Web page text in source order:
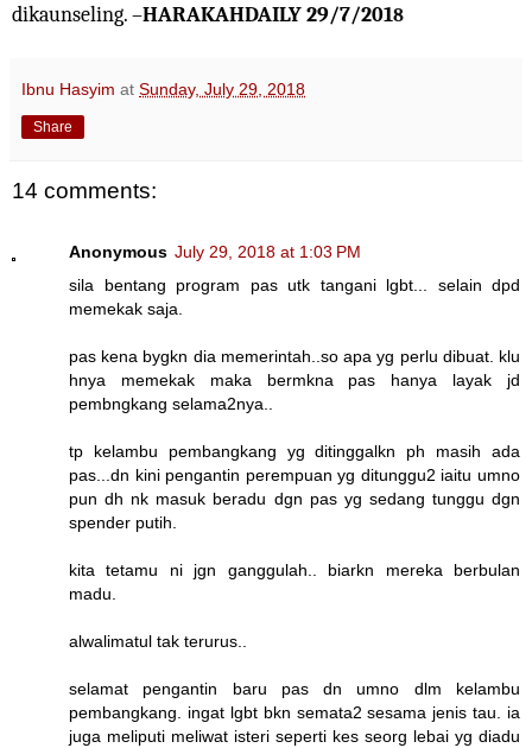
dikaunseling. –HARAKAHDAILY 29/7/2018
Ibnu Hasyim at Sunday, July 29, 2018
Share
14 comments:
Anonymous July 29, 2018 at 1:03 PM
sila bentang program pas utk tangani lgbt... selain dpd
memekak saja.
pas kena bygkn dia memerintah..so apa yg perlu dibuat. klu
hnya memekak maka bermkna pas hanya layak jd
pembngkang selama2nya..
tp kelambu pembangkang yg ditinggalkn ph masih ada
pas...dn kini pengantin perempuan yg ditunggu2 iaitu umno
pun dh nk masuk beradu dgn pas yg sedang tunggu dgn
spender putih.
kita tetamu ni jgn ganggulah.. biarkn mereka berbulan
madu.
alwalimatul tak terurus..
selamat pengantin baru pas dn umno dlm kelambu
pembangkang. ingat lgbt bkn semata2 sesama jenis tau. ia
juga meliputi meliwat isteri seperti kes seorg lebai yg diadu